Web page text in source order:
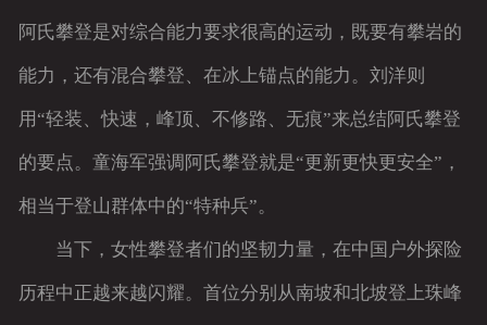
阿氏攀登是对综合能力要求很高的运动，既要有攀岩的
能力，还有混合攀登、在冰上锚点的能力。刘洋则
用“轻装、快速，峰顶、不修路、无痕”来总结阿氏攀登
的要点。童海军强调阿氏攀登就是“更新更快更安全”，
相当于登山群体中的“特种兵”。
当下，女性攀登者们的坚韧力量，在中国户外探险
历程中正越来越闪耀。首位分别从南坡和北坡登上珠峰